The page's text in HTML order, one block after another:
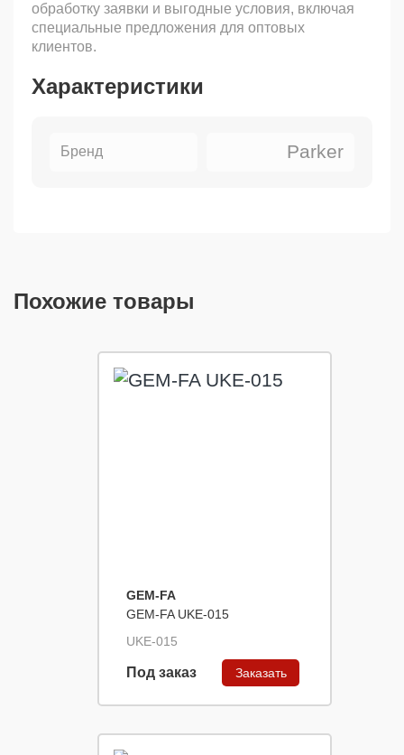
обработку заявки и выгодные условия, включая
специальные предложения для оптовых
клиентов.
Характеристики
Бренд Parker
Похожие товары
GEM-FA
GEM-FA UKE-015
UKE-015
Под заказ Заказать